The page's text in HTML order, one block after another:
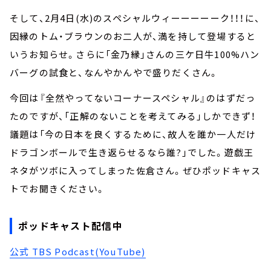
そして、2月4日(水)のスペシャルウィーーーーーク！！！に、
因縁のトム・ブラウンのお二人が、満を持して登場すると
いうお知らせ。さらに「金乃縁」さんの三ケ日牛100%ハン
バーグの試食と、なんやかんやで盛りだくさん。
今回は『全然やってないコーナースペシャル』のはずだっ
たのですが、「正解のないことを考えてみる」しかできず！
議題は「今の日本を良くするために、故人を誰か一人だけ
ドラゴンボールで生き返らせるなら誰?」でした。遊戯王
ネタがツボに入ってしまった佐倉さん。ぜひポッドキャス
トでお聞きください。
ポッドキャスト配信中
公式 TBS Podcast(YouTube)